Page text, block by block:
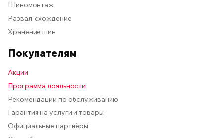
Шиномонтаж
Развал-схождение
Хранение шин
Покупателям
Акции
Программа лояльности
Рекомендации по обслуживанию
Гарантия на услуги и товары
Официальные партнёры